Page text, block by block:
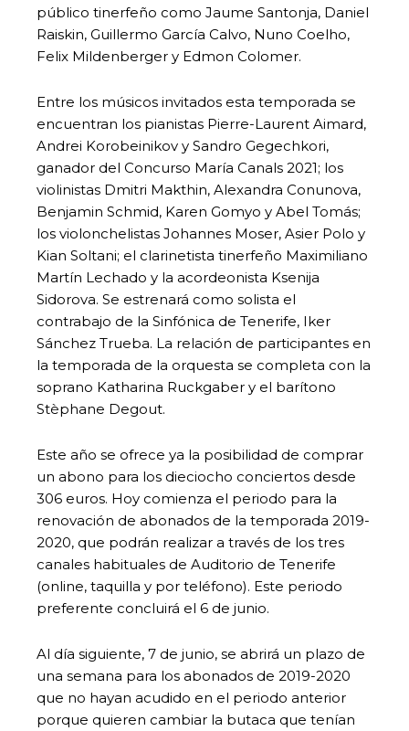
público tinerfeño como Jaume Santonja, Daniel
Raiskin, Guillermo García Calvo, Nuno Coelho,
Felix Mildenberger y Edmon Colomer.
Entre los músicos invitados esta temporada se
encuentran los pianistas Pierre-Laurent Aimard,
Andrei Korobeinikov y Sandro Gegechkori,
ganador del Concurso María Canals 2021; los
violinistas Dmitri Makthin, Alexandra Conunova,
Benjamin Schmid, Karen Gomyo y Abel Tomás;
los violonchelistas Johannes Moser, Asier Polo y
Kian Soltani; el clarinetista tinerfeño Maximiliano
Martín Lechado y la acordeonista Ksenija
Sidorova. Se estrenará como solista el
contrabajo de la Sinfónica de Tenerife, Iker
Sánchez Trueba. La relación de participantes en
la temporada de la orquesta se completa con la
soprano Katharina Ruckgaber y el barítono
Stèphane Degout.
Este año se ofrece ya la posibilidad de comprar
un abono para los dieciocho conciertos desde
306 euros. Hoy comienza el periodo para la
renovación de abonados de la temporada 2019-
2020, que podrán realizar a través de los tres
canales habituales de Auditorio de Tenerife
(online, taquilla y por teléfono). Este periodo
preferente concluirá el 6 de junio.
Al día siguiente, 7 de junio, se abrirá un plazo de
una semana para los abonados de 2019-2020
que no hayan acudido en el periodo anterior
porque quieren cambiar la butaca que tenían